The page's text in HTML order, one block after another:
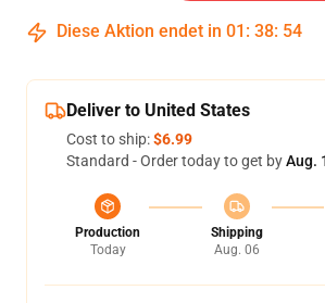
Diese Aktion endet in 01 : 38: 54
Deliver to United States
Cost to ship:$6.99
Standard - Order today to get byAug.
Production
Today
Shipping
Aug. 06